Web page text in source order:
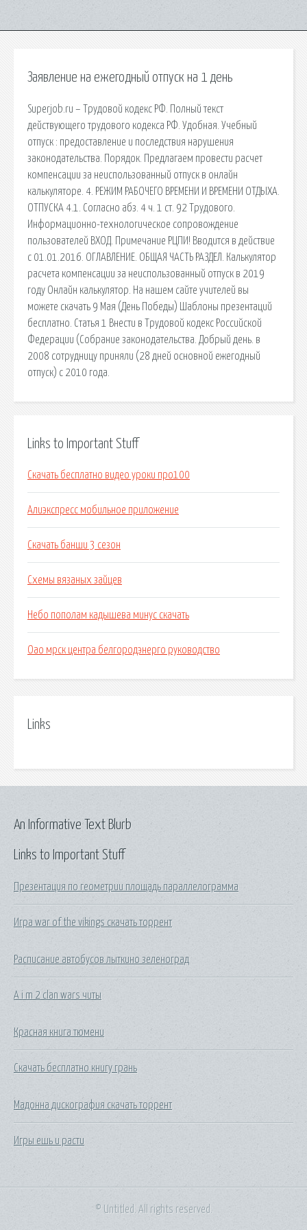
Заявление на ежегодный отпуск на 1 день
Superjob.ru – Трудовой кодекс РФ. Полный текст
действующего трудового кодекса РФ. Удобная. Учебный
отпуск : предоставление и последствия нарушения
законодательства. Порядок. Предлагаем провести расчет
компенсации за неиспользованный отпуск в онлайн
калькуляторе. 4. РЕЖИМ РАБОЧЕГО ВРЕМЕНИ И ВРЕМЕНИ ОТДЫХА.
ОТПУСКА 4.1. Согласно абз. 4 ч. 1 ст. 92 Трудового.
Информационно-технологическое сопровождение
пользователей ВХОД. Примечание РЦПИ! Вводится в действие
с 01.01.2016. ОГЛАВЛЕНИЕ. ОБЩАЯ ЧАСТЬ РАЗДЕЛ. Калькулятор
расчета компенсации за неиспользованный отпуск в 2019
году Онлайн калькулятор. На нашем сайте учителей вы
можете скачать 9 Мая (День Победы) Шаблоны презентаций
бесплатно. Статья 1 Внести в Трудовой кодекс Российской
Федерации (Собрание законодательства. Добрый день. в
2008 сотрудницу приняли (28 дней основной ежегодный
отпуск) с 2010 года.
Links to Important Stuff
Скачать бесплатно видео уроки про100
Алиэкспресс мобильное приложение
Скачать банши 3 сезон
Схемы вязаных зайцев
Небо пополам кадышева минус скачать
Оао мрск центра белгородэнерго руководство
Links
Links to Important Stuff
Презентация по геометрии площадь параллелограмма
Игра war of the vikings скачать торрент
Расписание автобусов лыткино зеленоград
A i m 2 clan wars читы
Красная книга тюмени
Скачать бесплатно книгу грань
Мадонна дискография скачать торрент
Игры ешь и расти
An Informative Text Blurb
© Untitled. All rights reserved.